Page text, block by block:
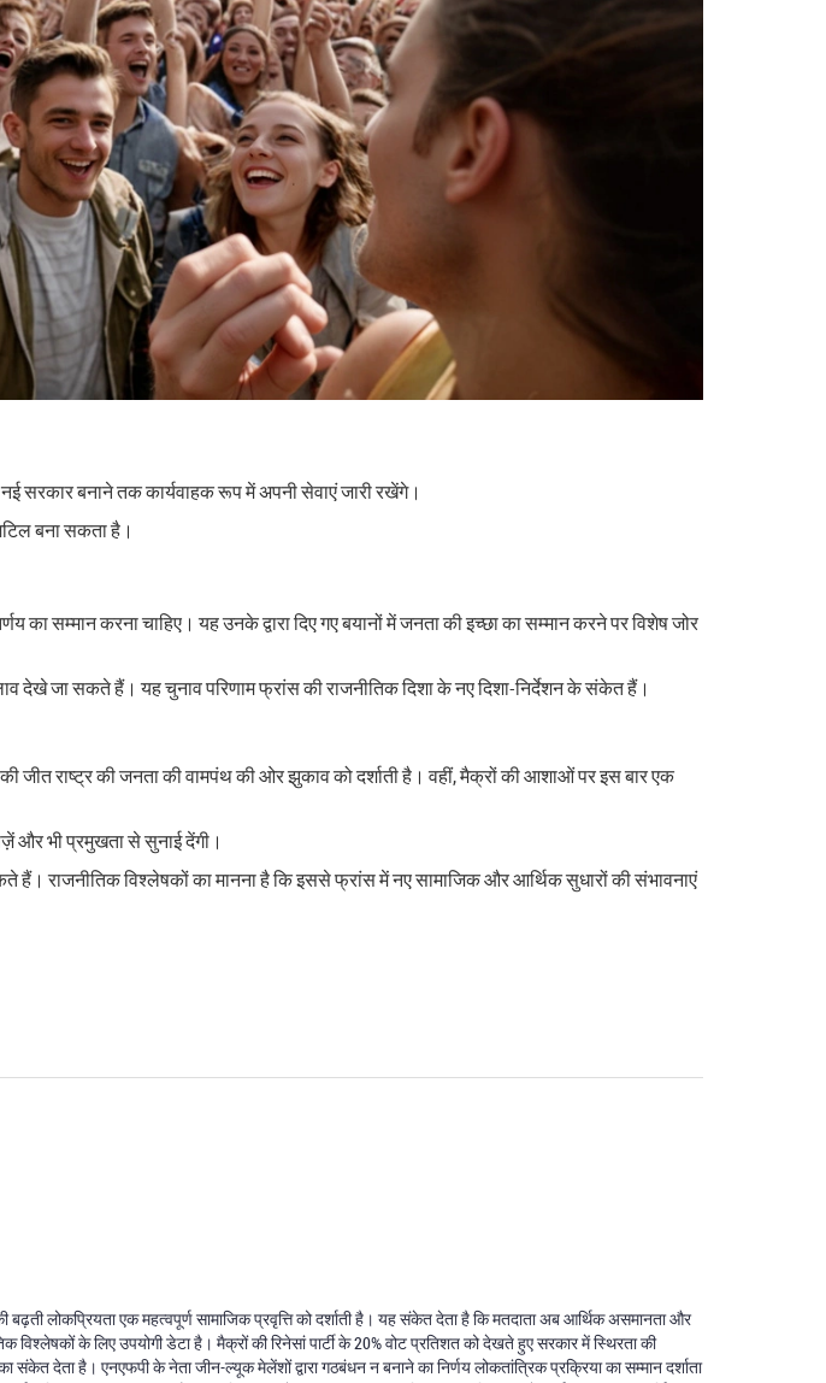
सरकार बनाने तक कार्यवाहक रूप में अपनी सेवाएं जारी रखेंगे।
बना सकता है।
सम्मान करना चाहिए। यह उनके द्वारा दिए गए बयानों में जनता की इच्छा का सम्मान करने पर विशेष जोर
देखे जा सकते हैं। यह चुनाव परिणाम फ्रांस की राजनीतिक दिशा के नए दिशा-निर्देशन के संकेत हैं।
जीत राष्ट्र की जनता की वामपंथ की ओर झुकाव को दर्शाती है। वहीं, मैक्रों की आशाओं पर इस बार एक
और भी प्रमुखता से सुनाई देंगी।
हैं। राजनीतिक विश्लेषकों का मानना है कि इससे फ्रांस में नए सामाजिक और आर्थिक सुधारों की संभावनाएं
लोकप्रियता एक महत्वपूर्ण सामाजिक प्रवृत्ति को दर्शाती है। यह संकेत देता है कि मतदाता अब आर्थिक असमानता और
के लिए उपयोगी डेटा है। मैक्रों की रिनेसां पार्टी के 20% वोट प्रतिशत को देखते हुए सरकार में स्थिरता की
देता है। एनएफपी के नेता जीन-ल्यूक मेलेंशों द्वारा गठबंधन न बनाने का निर्णय लोकतांत्रिक प्रक्रिया का सम्मान दर्शाता